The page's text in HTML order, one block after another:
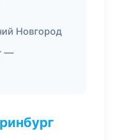
Новгород
—